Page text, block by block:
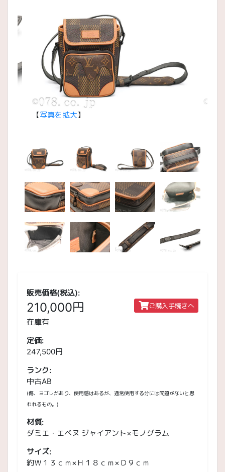
【写真を拡大】
販売価格(税込):
210,000円 ご購入手続きへ
在庫有
定価:
247,500円
ランク:
中古AB
(傷、ヨゴレがあり、使用感はあるが、通常使用する分には問題がないと思
われるもの。)
材質:
ダミエ・エベヌ ジャイアント×モノグラム
サイズ:
約Ｗ１３ｃｍ×Ｈ１８ｃｍ×Ｄ９ｃｍ